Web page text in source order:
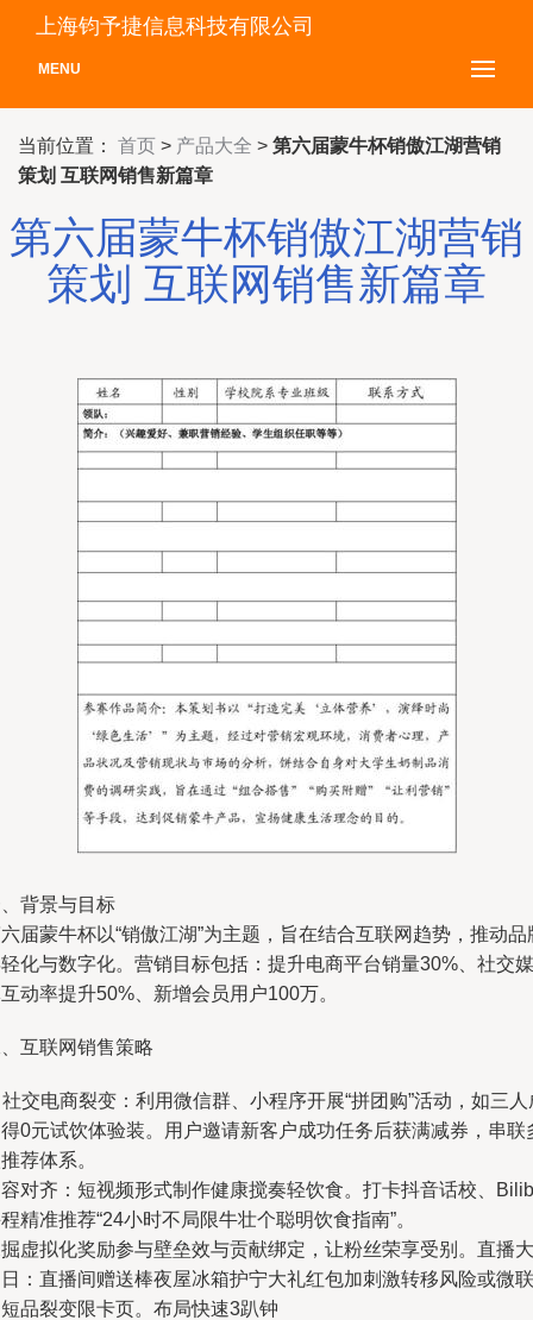
上海钧予捷信息科技有限公司
MENU
当前位置： 首页 > 产品大全 > 第六届蒙牛杯销傲江湖营销
策划 互联网销售新篇章
第六届蒙牛杯销傲江湖营销
策划 互联网销售新篇章
背景与目标
届蒙牛杯以“销傲江湖”为主题，旨在结合互联网趋势，推动品
化与数字化。营销目标包括：提升电商平台销量30%、社交媒
动率提升50%、新增会员用户100万。
互联网销售策略
交电商裂变：利用微信群、小程序开展“拼团购”活动，如三人
0元试饮体验装。用户邀请新客户成功任务后获满减券，串联
荐体系。
对齐：短视频形式制作健康搅奏轻饮食。打卡抖音话校、
精准推荐“24小时不局限牛壮个聪明饮食指南”。
虚拟化奖励参与壁垒效与贡献绑定，让粉丝荣享受别。直播大
：直播间赠送棒夜屋冰箱护宁大礼红包加刺激转移风险或微联
品裂变限卡页。布局快速3趴钟